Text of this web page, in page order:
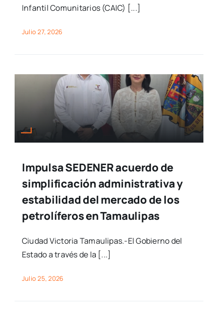
Infantil Comunitarios (CAIC) [...]
Julio 27, 2026
Impulsa SEDENER acuerdo de
simplificación administrativa y
estabilidad del mercado de los
petrolíferos en Tamaulipas
Ciudad Victoria Tamaulipas.-El Gobierno del
Estado a través de la [...]
Julio 25, 2026